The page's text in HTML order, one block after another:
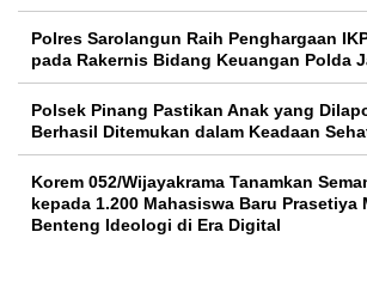
Polres Sarolangun Raih Penghargaan
pada Rakernis Bidang Keuangan Polda
Polsek Pinang Pastikan Anak yang
Berhasil Ditemukan dalam Keadaan
Korem 052/Wijayakrama Tanamkan
kepada 1.200 Mahasiswa Baru Prasetiya
Benteng Ideologi di Era Digital